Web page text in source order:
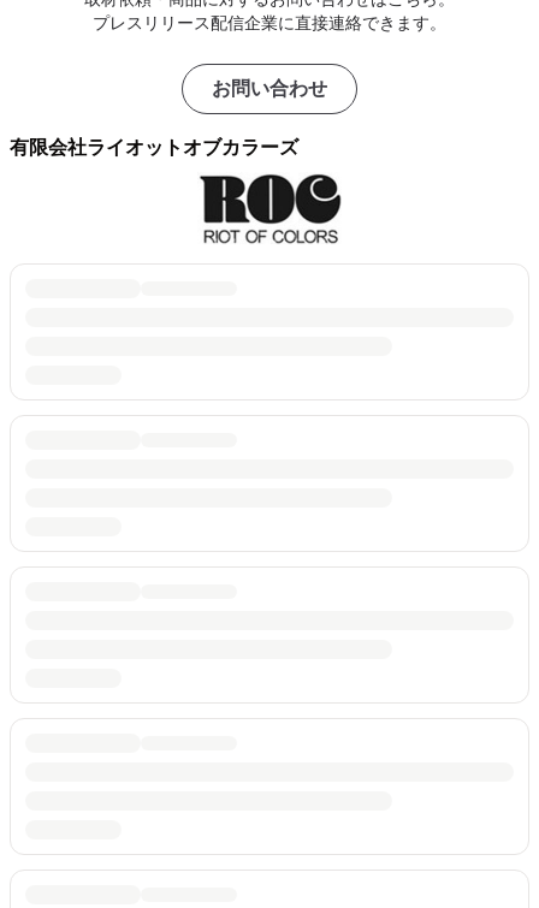
プレスリリース配信企業に直接連絡できます。
お問い合わせ
有限会社ライオットオブカラーズ